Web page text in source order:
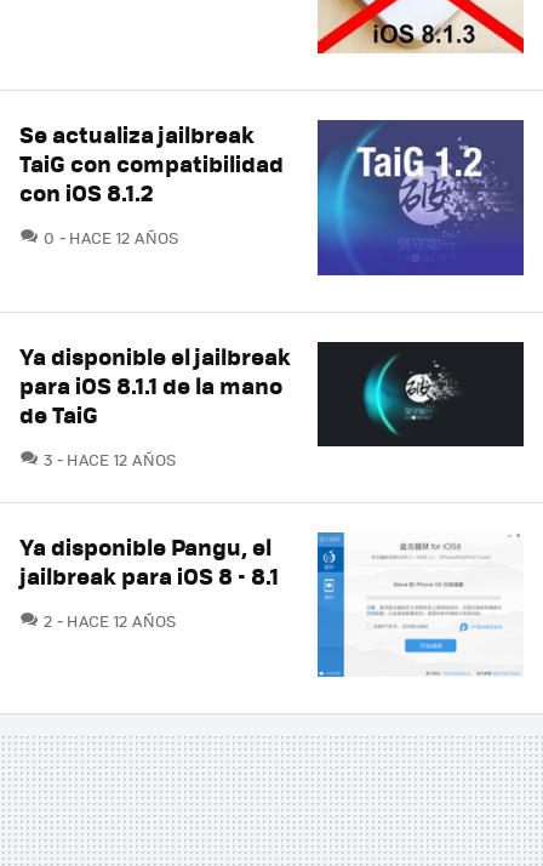
Se actualiza jailbreak
TaiG con compatibilidad
con iOS 8.1.2
0 COMENTARIOS
HACE 12 AÑOS
Ya disponible el jailbreak
para iOS 8.1.1 de la mano
de TaiG
3 COMENTARIOS
HACE 12 AÑOS
Ya disponible Pangu, el
jailbreak para iOS 8 - 8.1
2 COMENTARIOS
HACE 12 AÑOS